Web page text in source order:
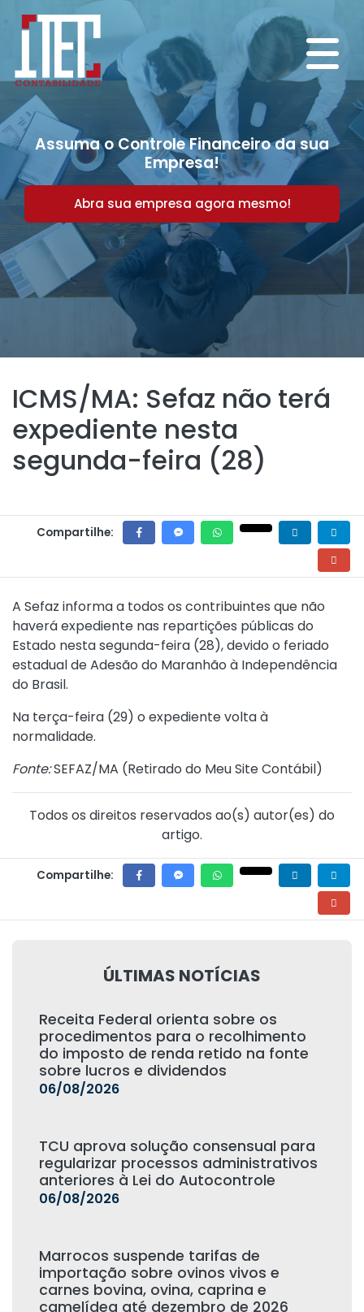
Assuma o Controle Financeiro da sua
Empresa!
Abra sua empresa agora mesmo!
ICMS/MA: Sefaz não terá
expediente nesta
segunda-feira (28)
Compartilhe:
A Sefaz informa a todos os contribuintes que não
haverá expediente nas repartições públicas do
Estado nesta segunda-feira (28), devido o feriado
estadual de Adesão do Maranhão à Independência
do Brasil.
Na terça-feira (29) o expediente volta à
normalidade.
Fonte:SEFAZ/MA (Retirado do Meu Site Contábil)
Todos os direitos reservados ao(s) autor(es) do
artigo.
Compartilhe:
ÚLTIMAS NOTÍCIAS
Receita Federal orienta sobre os
procedimentos para o recolhimento
do imposto de renda retido na fonte
sobre lucros e dividendos
06/08/2026
TCU aprova solução consensual para
regularizar processos administrativos
anteriores à Lei do Autocontrole
06/08/2026
Marrocos suspende tarifas de
importação sobre ovinos vivos e
carnes bovina, ovina, caprina e
camelídea até dezembro de 2026